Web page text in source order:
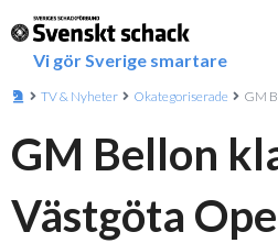
Vi gör Sverige smartare
TV & Nyheter Okategoriserade GM
GM Bellon
Västgöta